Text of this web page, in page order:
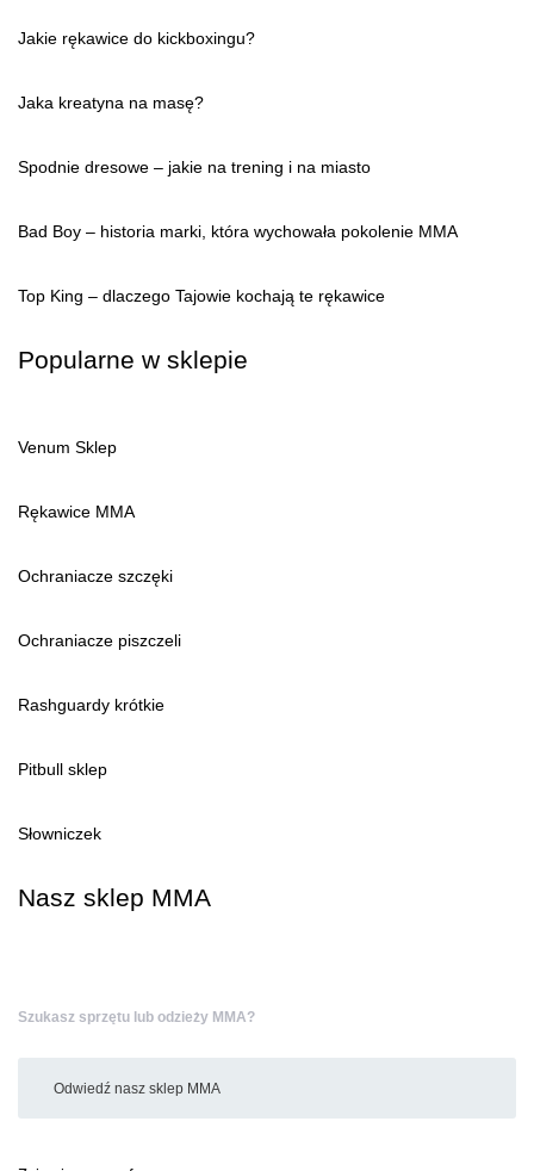
Jakie rękawice do kickboxingu?
Jaka kreatyna na masę?
Spodnie dresowe – jakie na trening i na miasto
Bad Boy – historia marki, która wychowała pokolenie MMA
Top King – dlaczego Tajowie kochają te rękawice
Popularne w sklepie
Venum Sklep
Rękawice MMA
Ochraniacze szczęki
Ochraniacze piszczeli
Rashguardy krótkie
Pitbull sklep
Słowniczek
Nasz sklep MMA
Szukasz sprzętu lub odzieży MMA?
Odwiedź nasz sklep MMA